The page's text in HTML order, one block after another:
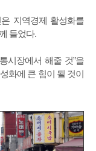
지역경제 활성화를
들었다.
시장에서 해줄 것”을
화에 큰 힘이 될 것이